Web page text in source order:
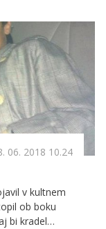
telo, poleg
nadvse
za
06. 2018 10.24
v kultnem
ob boku
bi kradel